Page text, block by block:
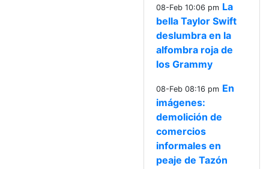
08-Feb 10:06 pm La
bella Taylor Swift
deslumbra en la
alfombra roja de
los Grammy
08-Feb 08:16 pm En
imágenes:
demolición de
comercios
informales en
peaje de Tazón